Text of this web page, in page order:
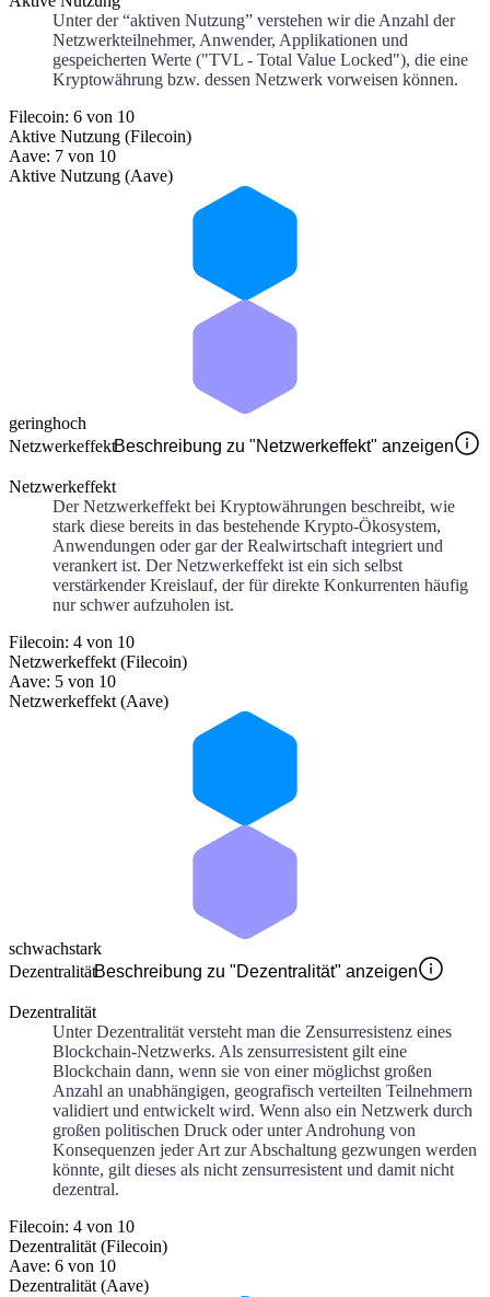
Unter der “aktiven Nutzung” verstehen wir die Anzahl der
Netzwerkteilnehmer, Anwender, Applikationen und
gespeicherten Werte ("TVL - Total Value Locked"), die eine
Kryptowährung bzw. dessen Netzwerk vorweisen können.
Filecoin: 6 von 10
Aktive Nutzung (Filecoin)
Aave: 7 von 10
Aktive Nutzung (Aave)
geringhoch
NetzwerkeffektBeschreibung zu "Netzwerkeffekt" anzeigen
Netzwerkeffekt
Der Netzwerkeffekt bei Kryptowährungen beschreibt, wie
stark diese bereits in das bestehende Krypto-Ökosystem,
Anwendungen oder gar der Realwirtschaft integriert und
verankert ist. Der Netzwerkeffekt ist ein sich selbst
verstärkender Kreislauf, der für direkte Konkurrenten häufig
nur schwer aufzuholen ist.
Filecoin: 4 von 10
Netzwerkeffekt (Filecoin)
Aave: 5 von 10
Netzwerkeffekt (Aave)
schwachstark
DezentralitätBeschreibung zu "Dezentralität" anzeigen
Dezentralität
Unter Dezentralität versteht man die Zensurresistenz eines
Blockchain-Netzwerks. Als zensurresistent gilt eine
Blockchain dann, wenn sie von einer möglichst großen
Anzahl an unabhängigen, geografisch verteilten Teilnehmern
validiert und entwickelt wird. Wenn also ein Netzwerk durch
großen politischen Druck oder unter Androhung von
Konsequenzen jeder Art zur Abschaltung gezwungen werden
könnte, gilt dieses als nicht zensurresistent und damit nicht
dezentral.
Filecoin: 4 von 10
Dezentralität (Filecoin)
Aave: 6 von 10
Dezentralität (Aave)